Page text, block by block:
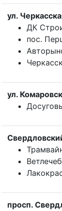
ул.
ДК
пос.
ул.
просп.